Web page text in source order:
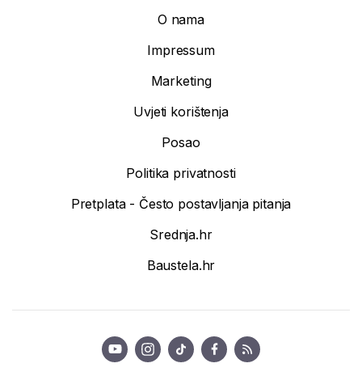
O nama
Impressum
Marketing
Uvjeti korištenja
Posao
Politika privatnosti
Pretplata - Često postavljanja pitanja
Srednja.hr
Baustela.hr